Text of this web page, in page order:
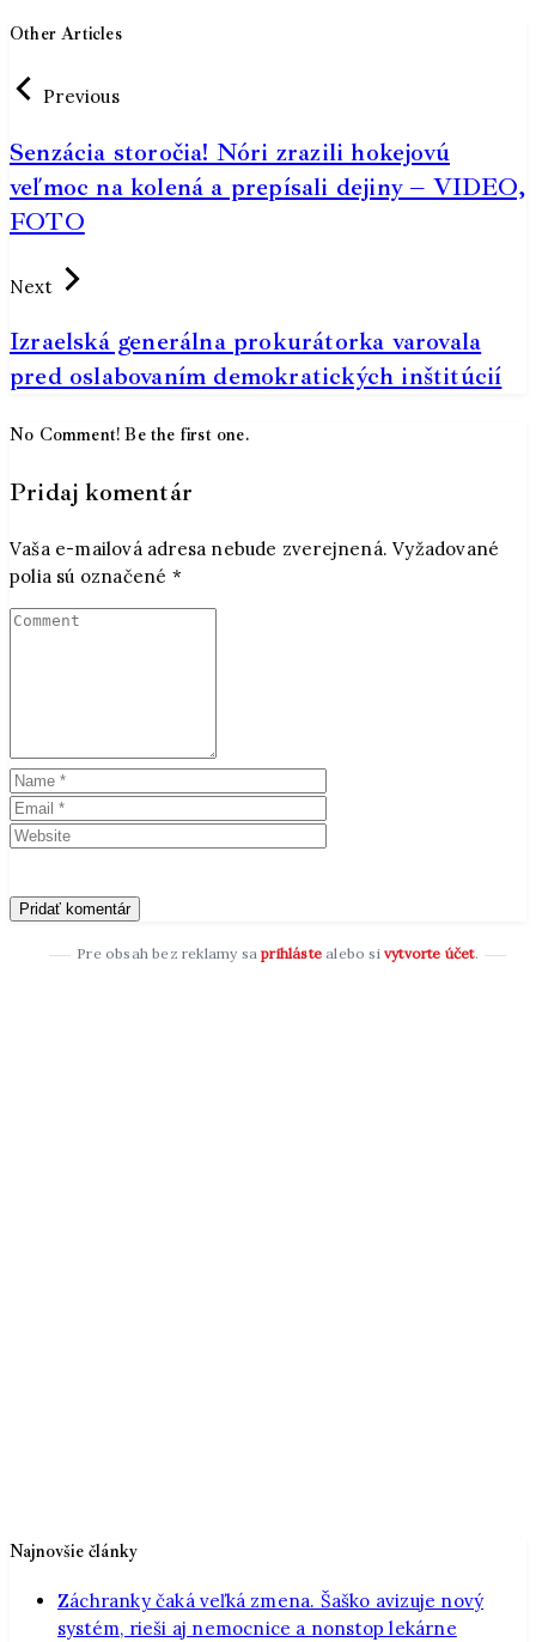
Other Articles
Previous
Senzácia storočia! Nóri zrazili hokejovú
veľmoc na kolená a prepísali dejiny – VIDEO,
FOTO
Next
Izraelská generálna prokurátorka varovala
pred oslabovaním demokratických inštitúcií
No Comment! Be the first one.
Pridaj komentár
Vaša e-mailová adresa nebude zverejnená. Vyžadované
polia sú označené *
Pre obsah bez reklamy saprihláste alebo si vytvorte účet.
Najnovšie články
Záchranky čaká veľká zmena. Šaško avizuje nový
systém, rieši aj nemocnice a nonstop lekárne